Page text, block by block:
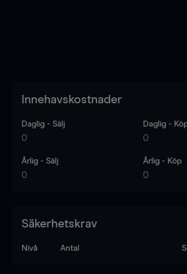
Innehavskostnader
Daglig - Sälj
0
Daglig -
0
Årlig - Sälj
0
Årlig - Köp
0
Säkerhetskrav
Nivå Antal